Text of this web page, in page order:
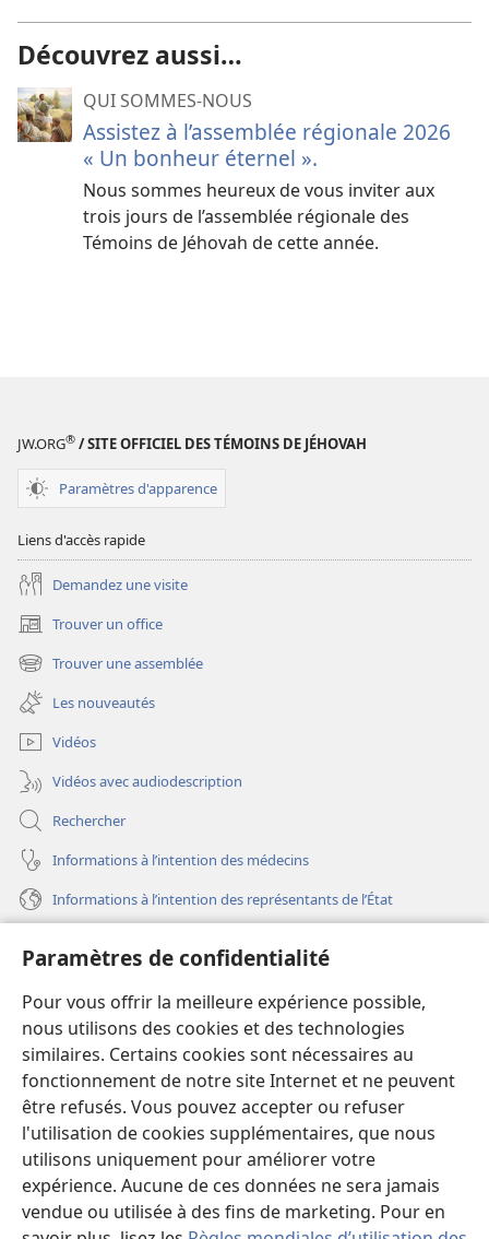
Paramètres de confidentialité
Pour vous offrir la meilleure expérience possible,
nous utilisons des cookies et des technologies
similaires. Certains cookies sont nécessaires au
fonctionnement de notre site Internet et ne peuvent
être refusés. Vous pouvez accepter ou refuser
l'utilisation de cookies supplémentaires, que nous
utilisons uniquement pour améliorer votre
expérience. Aucune de ces données ne sera jamais
vendue ou utilisée à des fins de marketing. Pour en
Découvrez aussi…
QUI SOMMES-NOUS
Assistez à l’assemblée régionale 2026
« Un bonheur éternel ».
Nous sommes heureux de vous inviter aux
trois jours de l’assemblée régionale des
Témoins de Jéhovah de cette année.
JW.ORG® / SITE OFFICIEL DES TÉMOINS DE JÉHOVAH
Paramètres d'apparence
Liens d'accès rapide
Demandez une visite
Trouver un office
(ouvre
une
nouvelle
fenêtre)
Trouver une assemblée
(ouvre
une
nouvelle
fenêtre)
Les nouveautés
Vidéos
Vidéos avec audiodescription
Rechercher
Informations à l’intention des médecins
Informations à l’intention des représentants de l’État
(ouvre
une
nouvelle
fenêtre)
Bibliothèque en ligne
(ouvre
une
nouvelle
fenêtre)
JW Hub®
(ouvre
une
nouvelle
fenêtre)
JW Library
Watchtower Library